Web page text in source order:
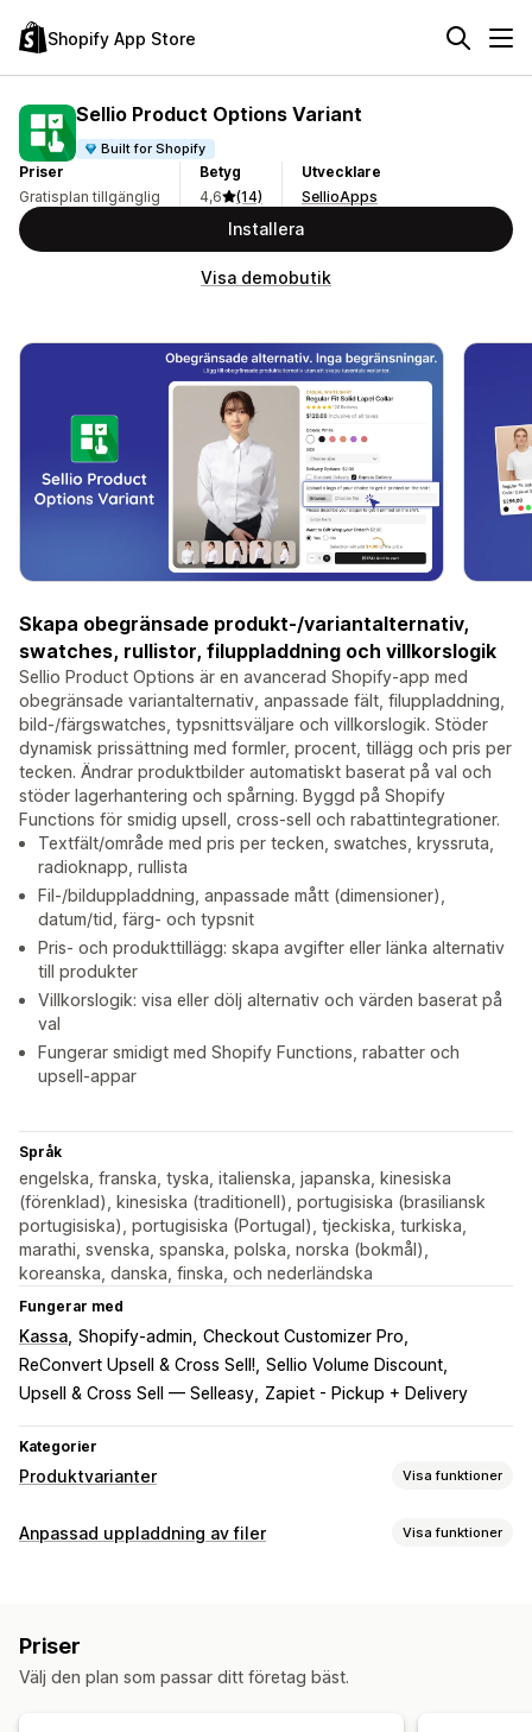
Shopify App Store
Sellio Product Options Variant
Built for Shopify
Priser
Gratisplan tillgänglig
Betyg
4,6
(14)
Utvecklare
SellioApps
Installera
Visa demobutik
Skapa obegränsade produkt-/variantalternativ,
swatches, rullistor, filuppladdning och villkorslogik
Sellio Product Options är en avancerad Shopify-app med
obegränsade variantalternativ, anpassade fält, filuppladdning,
bild-/färgswatches, typsnittsväljare och villkorslogik. Stöder
dynamisk prissättning med formler, procent, tillägg och pris per
tecken. Ändrar produktbilder automatiskt baserat på val och
stöder lagerhantering och spårning. Byggd på Shopify
Functions för smidig upsell, cross-sell och rabattintegrationer.
Textfält/område med pris per tecken, swatches, kryssruta,
radioknapp, rullista
Fil-/bilduppladdning, anpassade mått (dimensioner),
datum/tid, färg- och typsnit
Pris- och produkttillägg: skapa avgifter eller länka alternativ
till produkter
Villkorslogik: visa eller dölj alternativ och värden baserat på
val
Fungerar smidigt med Shopify Functions, rabatter och
upsell-appar
Språk
engelska, franska, tyska, italienska, japanska, kinesiska
(förenklad), kinesiska (traditionell), portugisiska (brasiliansk
portugisiska), portugisiska (Portugal), tjeckiska, turkiska,
marathi, svenska, spanska, polska, norska (bokmål),
koreanska, danska, finska, och nederländska
Fungerar med
Kassa Shopify-admin Checkout Customizer Pro
ReConvert Upsell & Cross Sell! Sellio Volume Discount
Upsell & Cross Sell — Selleasy Zapiet - Pickup + Delivery
Kategorier
Produktvarianter Visa funktioner
Anpassning
Presentinslagning
Storlekstabeller
Import och export Variantvisning
Anpassad uppladdning av filer Visa funktioner
Priser
Välj den plan som passar ditt företag bäst.